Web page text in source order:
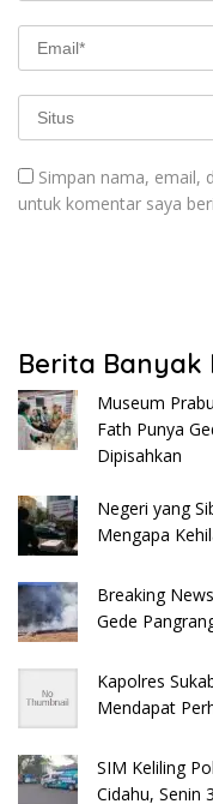
Simpan nama, email,
untuk komentar saya
Berita Banyak
Museum
Fath Punya
Dipisahkan
Negeri yang
Mengapa
Breaking
Gede
Kapolres
Mendapat
SIM Keliling
Cidahu, Senin